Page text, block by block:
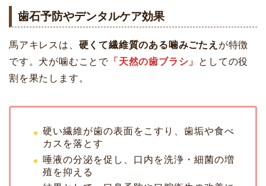
歯石予防やデンタルケア効果
馬アキレスは、 硬くて繊維質のある噛みごたえ が特徴
です。犬が噛むことで 「天然の歯ブラシ」
としての役
割を果たします。
硬い繊維が歯の表面をこすり、歯垢や食べ
カスを落とす
唾液の分泌を促し、口内を洗浄・細菌の増
殖を抑える